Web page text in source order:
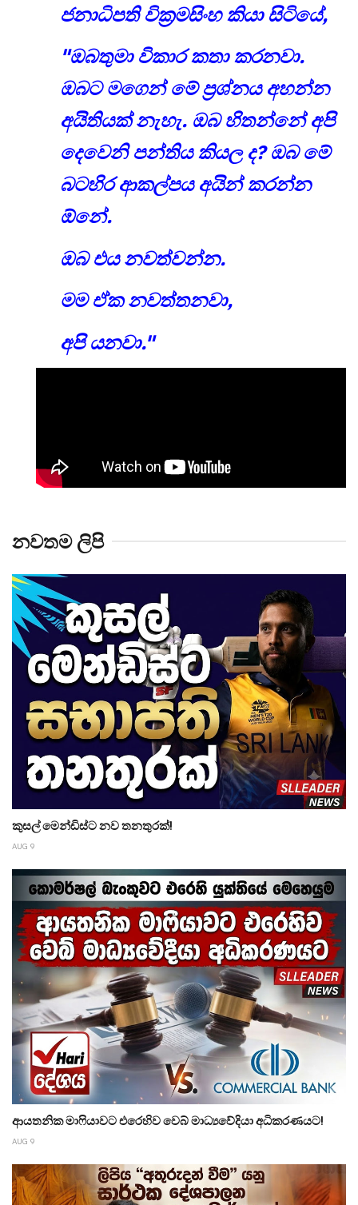
ජනාධිපති වික්‍රමසිංහ කියා සිටියේ,
"ඔබතුමා විකාර කතා කරනවා.
ඔබට මගෙන් මේ ප්‍රශ්නය අහන්න
අයිතියක් නැහැ. ඔබ හිතන්නේ අපි
දෙවෙනි පන්තිය කියල ද? ඔබ මේ
බටහිර ආකල්පය අයින් කරන්න
ඕනේ.
ඔබ එය නවත්වන්න.
මම ඒක නවත්තනවා,
අපි යනවා."
නවතම ලිපි
කුසල් මෙන්ඩිස්ට නව තනතුරක්!
AUG 9
ආයතනික මාෆියාවට එරෙහිව වෙබ් මාධ්‍යවේදියා අධිකරණයට!
AUG 9